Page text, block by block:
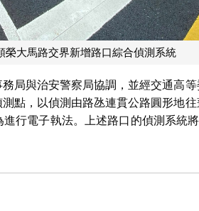
榮大馬路交界新增路口綜合偵測系統
局與治安警察局協調，並經交通高
點，以偵測由路氹連貫公路圓形地
行電子執法。上述路口的偵測系統